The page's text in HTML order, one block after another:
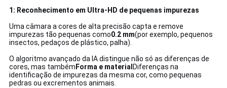
1: Reconhecimento em Ultra-HD de pequenas impurezas
Uma câmara a cores de alta precisão capta e remove
impurezas tão pequenas como0.2 mm(por exemplo, pequenos
insectos, pedaços de plástico, palha).
O algoritmo avançado da IA distingue não só as diferenças de
cores, mas também Forma e material Diferenças na
identificação de impurezas da mesma cor, como pequenas
pedras ou excrementos animais.